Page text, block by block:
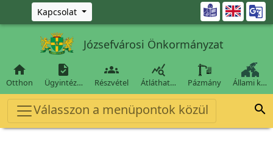
Ugrás a fő tartalomra
Kapcsolat 
Józsefvárosi Önkormányzat

Otthon

Ügyintéz…

Részvétel

Átláthat… Pázmány Állami k…
Válasszon a menüpontok közül 